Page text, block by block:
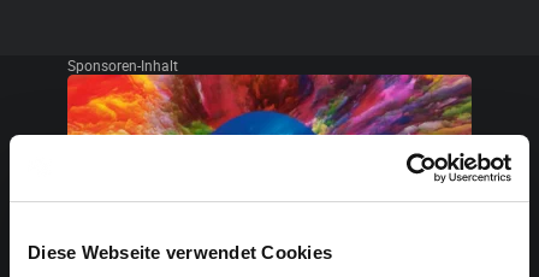
Diese Webseite verwendet Cookies
Sponsoren-Inhalt